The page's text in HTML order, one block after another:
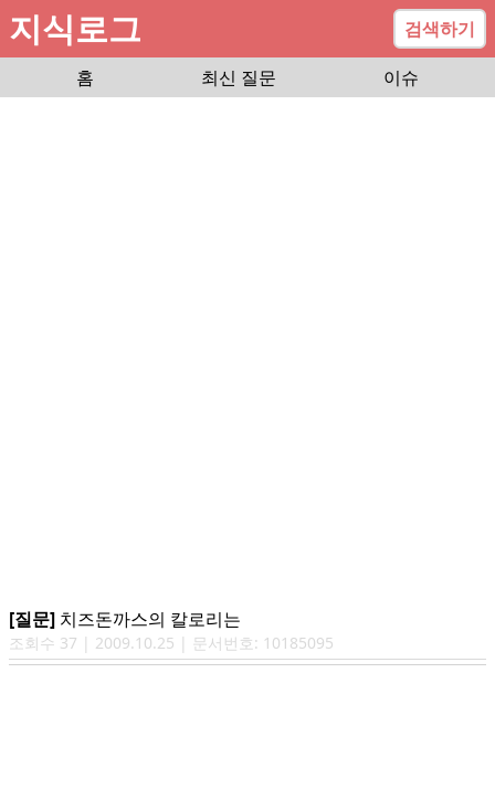
지식로그
검색하기
홈
최신 질문 이슈
[질문] 치즈돈까스의 칼로리는
조회수 37 | 2009.10.25 | 문서번호: 10185095